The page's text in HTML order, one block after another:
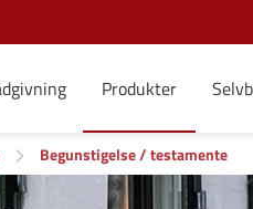
Produkter
Begunstigelse / testamente